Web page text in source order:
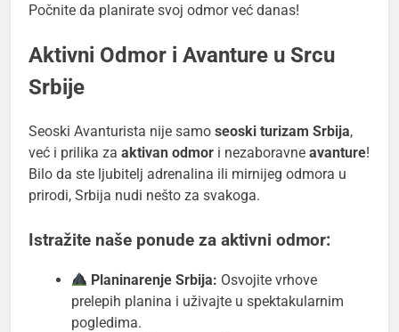
Počnite da planirate svoj odmor već danas!
Aktivni Odmor i Avanture u Srcu
Srbije
Seoski Avanturista nije samo seoski turizam Srbija,
već i prilika za aktivan odmor i nezaboravne avanture!
Bilo da ste ljubitelj adrenalina ili mirnijeg odmora u
prirodi, Srbija nudi nešto za svakoga.
Istražite naše ponude za aktivni odmor:
Planinarenje Srbija: Osvojite vrhove
prelepih planina i uživajte u spektakularnim
pogledima.